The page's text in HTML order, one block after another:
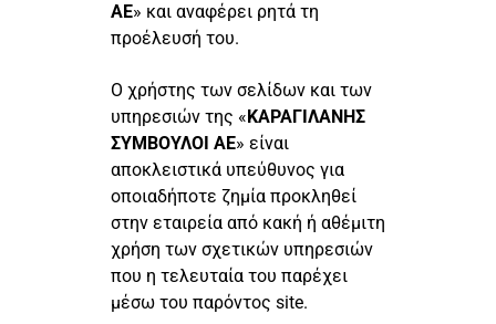
ΑΕ» και αναφέρει ρητά τη
προέλευσή του.
Ο χρήστης των σελίδων και των
υπηρεσιών της «ΚΑΡΑΓΙΛΑΝΗΣ
ΣΥΜΒΟΥΛΟΙ ΑΕ» είναι
αποκλειστικά υπεύθυνος για
οποιαδήποτε ζημία προκληθεί
στην εταιρεία από κακή ή αθέμιτη
χρήση των σχετικών υπηρεσιών
που η τελευταία του παρέχει
μέσω του παρόντος site.